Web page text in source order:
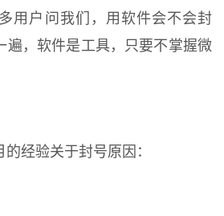
用户问我们，用软件会不会封
遍，软件是工具，只要不掌握微
经验关于封号原因：